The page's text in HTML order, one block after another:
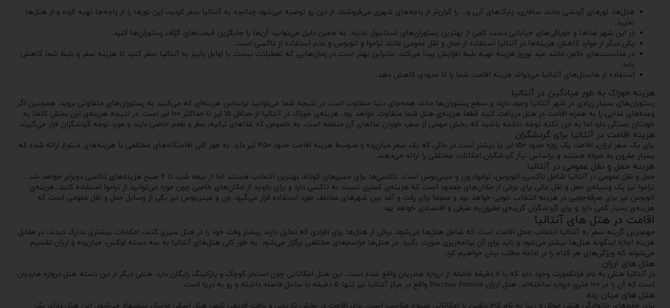
هتل‌ها، تورهای گردشی مانند سافاری، پارک‌های آبی و... را گران‌تر از باجه‌های شهری می‌فروشند. از این رو توصیه می‌شود چنانچه به آنتالیا سفر کردید، این تورها را از باجه‌ها تهیه کرده و از هتل‌ها
نخرید.
در این شهر غذاها و خوراکی‌های خیابانی دست کمی از بهترین رستوران‌های استانبول ندارند. به همین دلیل می‌توانید آن‌ها را جایگزین قیمت‌های گزاف رستوران‌ها کنید.
یکی دیگر از موارد کاهش هزینه‌ها در آنتالیا استفاده از حمل و نقل عمومی مانند تراموا و اتوبوس و عدم استفاده از تاکسی است.
در مناسبت‌های خاص مانند عید نوروز هزینه تهیه بلیط افزایش پیدا می‌کند. بنابراین بهتر است در زمان‌هایی که تعطیلات نیست یا اوایل پاییز به آنتالیا سفر کنید تا هزینه سفر و بلیط شما کاهش
یابد.
استفاده از هاستل‌های آنتالیا می‌تواند هزینه اقامت شما را تا حدودی کاهش دهد.
هزینه خوراک به طور میانگین در آنتالیا
رستوران‌های بسیار زیادی در شهر آنتالیا وجود دارند و سطح رستوران‌ها مانند همه‌جای دنیا متفاوت است در نتیجه شما می‌توانید براساس هزینه‌ای که می‌کنید به رستوران‌های متفاوتی بروید. همچنین اگر
وعده‌های غذایی را به همراه اقامت در هتل دریافت کنید قطعا هزینه‌ی هتل شما متفاوت خواهد بود. هزینه‌ی خوراک در آنتالیا از حداقل ۱۵ لیر تا حداکثر ۱۰۰ لیر است. در نتیجه هزینه‌ی این بخش کاملا به
خودتان بستگی دارد اما به این نکته توجه داشته باشید که بخش مهمی از سفر، خوردن غذاهای آن منطقه است. به خصوص که غذاهای ترکیه، عطر و طعم خاصی دارند و مورد توجه گردشگران قرار می‌گیرند.
هزینه اقامت در آنتالیا برای گردشگران
برای یک سفر ارزان، اقامت یک روزه حدود ۱۵۰ لیر یا بیشتر است در حالی که یک سفر میان‌رده و متوسط هزینه اقامت حدود ۳۵۰ لیر دارد. به طور کلی اقامتگاه‌های مختلفی با هزینه‌های متنوع ارائه شده که
بسیار مقرون به صرفه هستند و براساس نیاز گردشگران امکانات مختلفی را ارائه می‌دهند.
هزینه حمل و نقل عمومی در آنتالیا
حمل و نقل عمومی در آنتالیا شامل تاکسی، اتوبوس، تراموا، ون و مینی‌بوس است. تاکسی‌ها برای مسیرهای کوتاه، بهترین انتخاب هستند اما از نیمه شب تا ۶ صبح هزینه‌های تاکسی دوبرابر خواهد شد.
تراموا نیز یک وسیله‌ی حمل و نقل عالی برای برخی از مکان‌های محدود است که هزینه‌ی کمتری نسبت به تاکسی دارد و برای بازدید از مکان‌های خاصی چون موزه می‌توانید از تراموا استفاده کنید. هزینه‌ی
اتوبوس نیز برای صرفه‌جویی در هزینه انتخاب خوبی خواهد بود و عموما برای رفت و آمد بین شهرهای مختلف مورد استفاده قرار می‌گیرد. ون و مینی‌بوس نیز یکی از وسایل حمل و نقل عمومی است که
هزینه‌ی بسیار کمی دارد و برای گردشگران گزینه‌ی مقرون‌به صرفی و اقتصادی خواهد بود.
اقامت در هتل های آنتالیا
مهم‌ترین گزینه سفر به آنتالیا انتخاب محل اقامت است که شامل هتل‌ها می‌شود. برخی از هتل‌ها برای افرادی که تمایل دارند بیشتر وقت خود را در هتل سپری کنند، امکانات بیشتری تدارک دیدند. در مقابل
هزینه اجازه اینگونه هتل‌ها بیشتر می‌شود و باید برای آن برنامه‌ریزی صورت بگیرد. در هتل‌ها مراسم‌های مختلفی برگزار می‌شود. به طور کلی هتل‌های آنتالیا به سه دسته لوکس، میان‌رده و ارزان تقسیم
می‌شوند که ویژگی‌های هر کدام را در ادامه مطلب بیان خواهیم کرد:
هتل‌ های ارزان
در آنتالیا هتلی به نام فرانکفورت وجود دارد که با ۸ دقیقه فاصله از دروازه هادریان واقع شده است. این هتل امکاناتی چون استخر کوچک و پارکینگ رایگان دارد. هتلی دیگر از این دسته هتل دروازه هاردیان
است که آن را در ۱۰۰ متری دروازه ساخته‌اند. هتل ارزان Bacchus Pension واقع در مرکز آنتالیا نیز تنها ۵ دقیقه با ساحل فاصله داشته و رو به دریا است.
هتل های میان‌ رده
برای جمع‌های خانوادگی هتلی مجلل و زیبا به نام کاخ دلفین با امکاناتی متنوع مناسب است. برای اقامت در بخش تاریخی و بافت قدیمی شهر، هتل اسکی ماسال پیشنهاد می‌شود. این هتل دارای یک